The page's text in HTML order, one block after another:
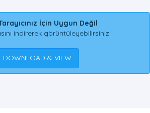
İçin Uygun Değil
indirerek görüntüleyebilirsiniz.
DOWNLOAD & VIEW